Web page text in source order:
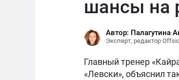
шансы на
Автор: Палагутина
Эксперт, редактор
Главный тренер
«Левски», объяснил